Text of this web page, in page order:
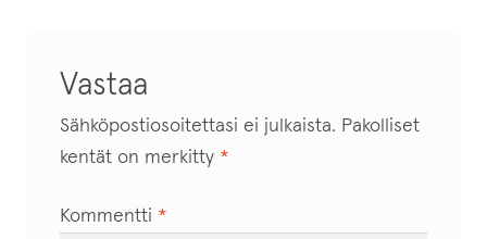
Vastaa
Sähköpostiosoitettasi ei julkaista. Pakolliset
kentät on merkitty *
Kommentti *